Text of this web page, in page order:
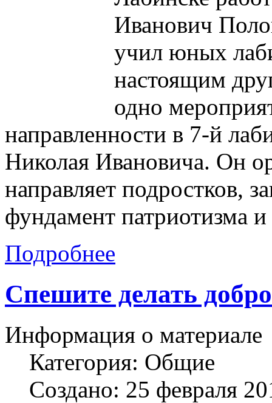
Иванович
учил юных
настоящим
одно
направленности в 7-й
Николая Ивановича. Он
направляет подростков,
фундамент патриотизма
Подробнее
Спешите делать добро
Информация о материале
Категория: Общие
Создано: 25 февраля